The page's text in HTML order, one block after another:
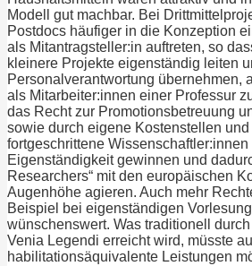
Modell gut machbar. Bei
Postdocs häufiger in die Konzeption
als Mitantragsteller:in auftreten, so
kleinere Projekte eigenständig leiten
Personalverantwortung übernehmen,
als Mitarbeiter:innen einer Professur
das Recht zur Promotionsbetreuung
sowie durch eigene Kostenstellen
fortgeschrittene Wissenschaftler:innen
Eigenständigkeit gewinnen und
Researchers“ mit den europäischen
Augenhöhe agieren. Auch mehr
Beispiel bei eigenständigen
wünschenswert. Was traditionell
Venia Legendi erreicht wird, müsste
habilitationsäquivalente Leistungen